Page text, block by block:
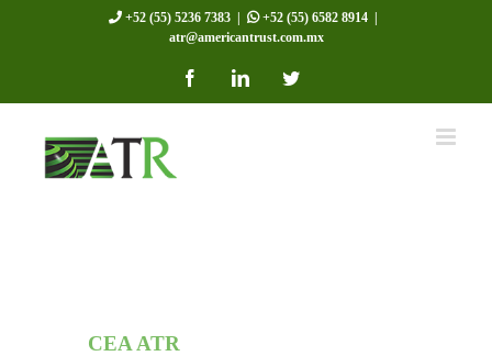
+52 (55) 5236 7383| +52 (55) 6582 8914
atr@americantrust.com.mx
FacebookLinkedInTwitter
CEA ATR